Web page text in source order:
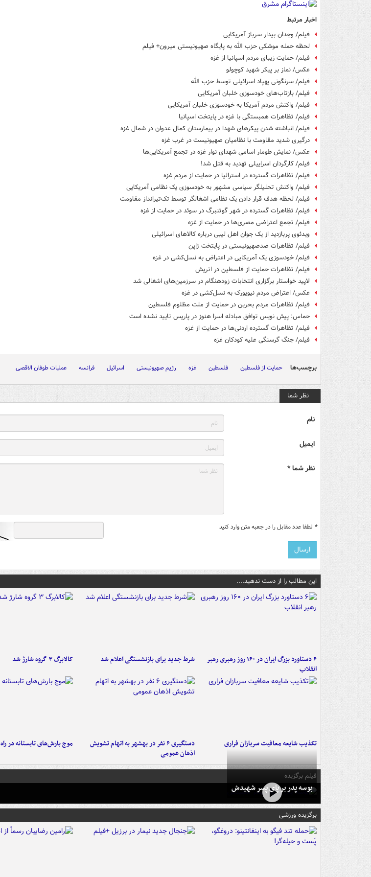
اخبار مرتبط
فیلم/ وجدان بیدار سرباز آمریکایی
لحظه حمله موشکی حزب الله به پایگاه صهیونیستی میرون+ فیلم
فیلم/ حمایت زیبای مردم اسپانیا از غزه
عکس/ نماز بر پیکر شهید کوچولو
فیلم/ سرنگونی پهپاد اسرائیلی توسط حزب الله
فیلم/ بازتاب‌های خودسوزی خلبان آمریکایی
فیلم/ واکنش مردم آمریکا به خودسوزی خلبان آمریکایی
فیلم/ تظاهرات همبستگی با غزه در پایتخت اسپانیا
فیلم/ انباشته شدن پیکرهای شهدا در بیمارستان کمال عدوان در شمال غزه
درگیری شدید مقاومت با نظامیان صهیونیست در غرب غزه
عکس/ نمایش طومار اسامی شهدای نوار غزه در تجمع آمریکایی‌ها
فیلم/ کارگردان اسراییلی تهدید به قتل شد!
فیلم/ تظاهرات گسترده در استرالیا در حمایت از مردم غزه
فیلم/ واکنش تحلیلگر سیاسی مشهور به خودسوزی یک نظامی آمریکایی
فیلم/ لحظه هدف قرار دادن یک نظامی اشغالگر توسط تک‌تیرانداز مقاومت
فیلم/ تظاهرات گسترده در شهر گوتنبرگ در سوئد در حمایت از غزه
فیلم/ تجمع اعتراضی مصری‌ها در حمایت از غزه
ویدئوی پربازدید از یک جوان اهل لیبی درباره کالاهای اسرائیلی
فیلم/ تظاهرات ضدصهیونیستی در پایتخت ژاپن
فیلم/ خودسوزی یک آمریکایی در اعتراض به نسل‌کشی در غزه
فیلم/ تظاهرات حمایت از فلسطین در اتریش
لاپید خواستار برگزاری انتخابات زودهنگام در سرزمین‌های اشغالی شد
عکس/ اعتراض مردم نیویورک به نسل‌کشی در غزه
فیلم/ تظاهرات مردم بحرین در حمایت از ملت مظلوم فلسطین
حماس: پیش نویس توافق مبادله اسرا هنوز در پاریس تایید نشده است
فیلم/ تظاهرات گسترده اردنی‌ها در حمایت از غزه
فیلم/ جنگ گرسنگی علیه کودکان غزه
برچسب‌ها حمایت از فلسطین فلسطین غزه رژیم صهیونیستی اسرائیل فرانسه عملیات طوفان الاقصی
نظر شما
نام
ایمیل
نظر شما *
* لطفا عدد مقابل را در جعبه متن وارد کنید
این مطالب را از دست ندهید....
۶ دستاورد بزرگ ایران در ۱۶۰ روز رهبری رهبر
انقلاب
شرط جدید برای بازنشستگی اعلام شد کالابرگ ۳ گروه شارژ شد
تکذیب شایعه معافیت سربازان فراری
دستگیری ۶ نفر در بهشهر به اتهام تشویش
اذهان عمومی
موج بارش‌های تابستانه در راه ۱۱ استان
فیلم برگزیده
بوسه‌ پدر بر پای پسر شهیدش
برگزیده ورزشی